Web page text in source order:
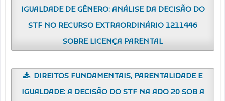
IGUALDADE DE GÊNERO: ANÁLISE DA DECISÃO DO
STF NO RECURSO EXTRAORDINÁRIO 1211446
SOBRE LICENÇA PARENTAL
DIREITOS FUNDAMENTAIS, PARENTALIDADE E
IGUALDADE: A DECISÃO DO STF NA ADO 20 SOB A